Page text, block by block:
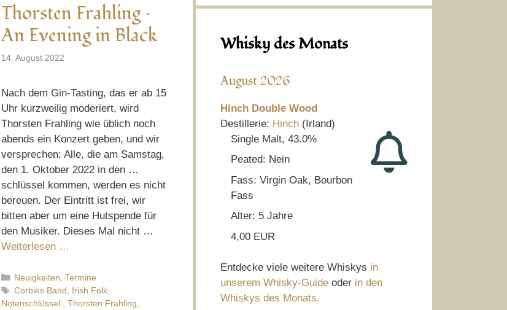
Thorsten Frahling –
An Evening in Black
14. August 2022
Nach dem Gin-Tasting, das er ab 15
Uhr kurzweilig moderiert, wird
Thorsten Frahling wie üblich noch
abends ein Konzert geben, und wir
versprechen: Alle, die am Samstag,
den 1. Oktober 2022 in den …
schlüssel kommen, werden es nicht
bereuen. Der Eintritt ist frei, wir
bitten aber um eine Hutspende für
den Musiker. Dieses Mal nicht …
Weiterlesen …
Kategorien
Neuigkeiten,Termine
Schlagwörter
Corbies Band, Irish Folk,
Notenschlüssel., Thorsten Frahling,
Whisky des Monats
August 2026
Hinch Double Wood
Destillerie: Hinch (Irland)
Single Malt, 43.0%
Peated: Nein
Fass: Virgin Oak, Bourbon
Fass
Alter: 5 Jahre
4,00 EUR
Entdecke viele weitere Whiskys in
unserem Whisky-Guide oder in den
Whiskys des Monats.